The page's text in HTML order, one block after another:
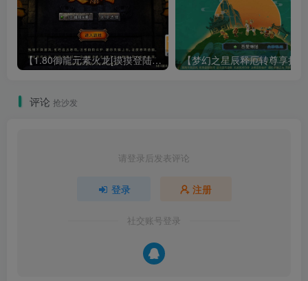
【1.80御龍元素火龙[摸摸登陆器]】战神引擎WIN服务端+GM工具+充值后台+双端+架设教程
评论 抢沙发
请登录后发表评论
登录 注册
社交账号登录